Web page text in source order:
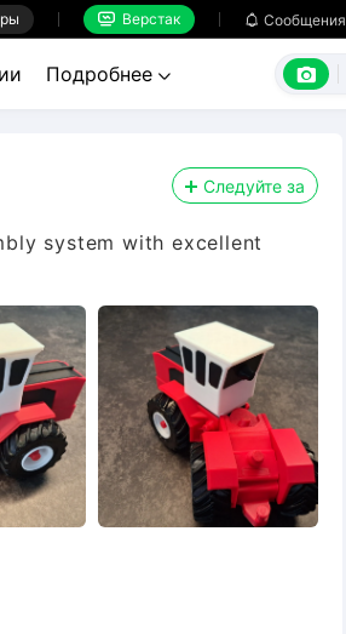
 Верстак  Сообщения
Подробнее  
Следуйте за
system with excellent